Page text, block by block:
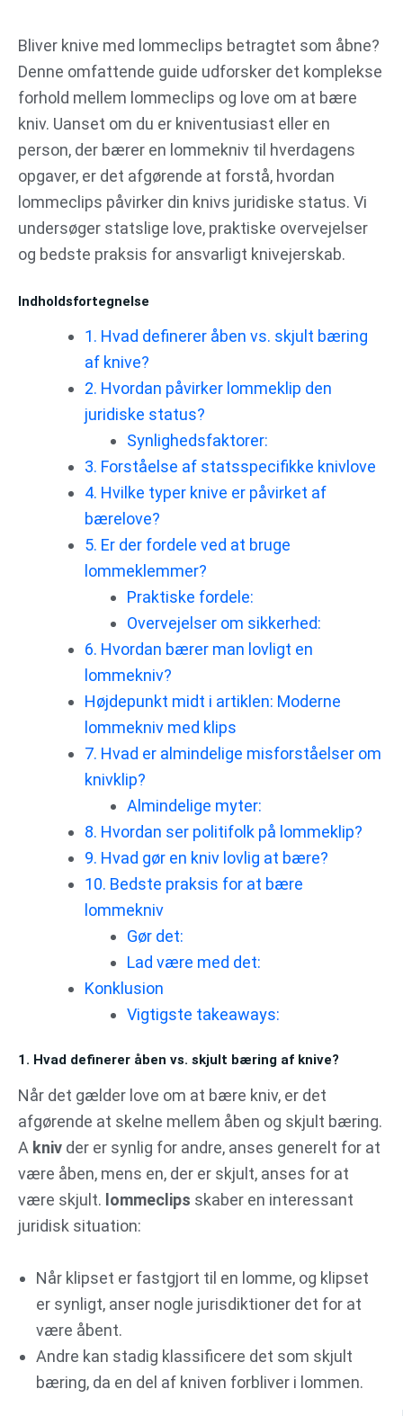
indholdet
Bliver knive med lommeclips betragtet som åbne?
Denne omfattende guide udforsker det komplekse
forhold mellem lommeclips og love om at bære
kniv. Uanset om du er kniventusiast eller en
person, der bærer en lommekniv til hverdagens
opgaver, er det afgørende at forstå, hvordan
lommeclips påvirker din knivs juridiske status. Vi
undersøger statslige love, praktiske overvejelser
og bedste praksis for ansvarligt knivejerskab.
Indholdsfortegnelse
1. Hvad definerer åben vs. skjult bæring
af knive?
2. Hvordan påvirker lommeklip den
juridiske status?
Synlighedsfaktorer:
3. Forståelse af statsspecifikke knivlove
4. Hvilke typer knive er påvirket af
bærelove?
5. Er der fordele ved at bruge
lommeklemmer?
Praktiske fordele:
Overvejelser om sikkerhed:
6. Hvordan bærer man lovligt en
lommekniv?
Højdepunkt midt i artiklen: Moderne
lommekniv med klips
7. Hvad er almindelige misforståelser om
knivklip?
Almindelige myter:
8. Hvordan ser politifolk på lommeklip?
9. Hvad gør en kniv lovlig at bære?
10. Bedste praksis for at bære
lommekniv
Gør det:
Lad være med det:
Konklusion
Vigtigste takeaways:
1. Hvad definerer åben vs. skjult bæring af knive?
Når det gælder love om at bære kniv, er det
afgørende at skelne mellem åben og skjult bæring.
A kniv der er synlig for andre, anses generelt for at
være åben, mens en, der er skjult, anses for at
være skjult. lommeclips skaber en interessant
juridisk situation:
Når klipset er fastgjort til en lomme, og klipset
er synligt, anser nogle jurisdiktioner det for at
være åbent.
Andre kan stadig klassificere det som skjult
bæring, da en del af kniven forbliver i lommen.